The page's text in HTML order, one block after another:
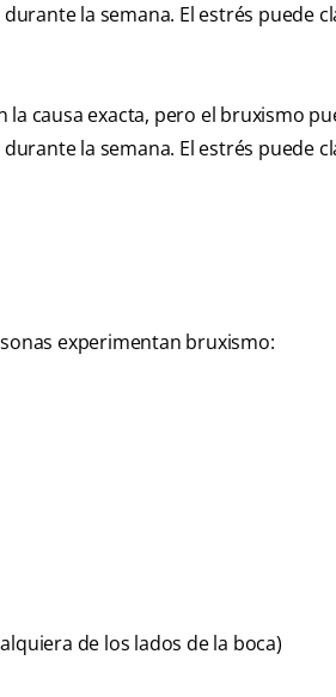
la semana. El estrés puede
causa exacta, pero el bruxismo
la semana. El estrés puede
experimentan bruxismo:
de los lados de la boca)